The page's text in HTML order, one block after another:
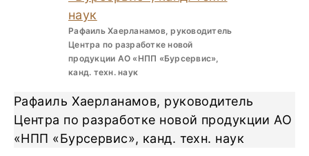
Рафаиль Хаерланамов, руководитель
Центра по разработке новой
продукции АО «НПП «Бурсервис»,
канд. техн. наук
Рафаиль Хаерланамов, руководитель
Центра по разработке новой продукции АО
«НПП «Бурсервис», канд. техн. наук